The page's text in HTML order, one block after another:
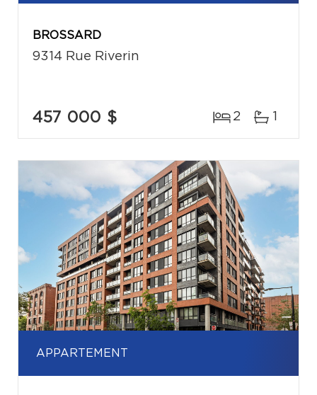
BROSSARD
9314 Rue Riverin
457 000 $ 2 1
APPARTEMENT